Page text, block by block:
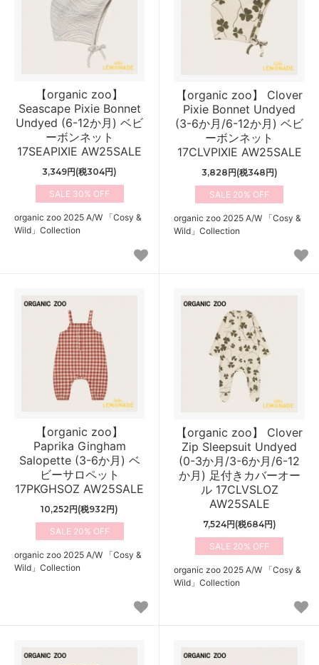
【organic zoo】
Seascape Pixie Bonnet
Undyed (6-12か月) ベビ
ーボンネット
17SEAPIXIE AW25SALE
3,349円(税304円)
30%
organic zoo 2025 A/W 「Cosy &
Wild」Collection
【organic zoo】 Clover
Pixie Bonnet Undyed
(3-6か月/6-12か月) ベビ
ーボンネット
17CLVPIXIE AW25SALE
3,828円(税348円)
20%
organic zoo 2025 A/W 「Cosy &
Wild」Collection
【organic zoo】
Paprika Gingham
Salopette (3-6か月) ベ
ビーサロペット
17PKGHSOZ AW25SALE
10,252円(税932円)
20%
organic zoo 2025 A/W 「Cosy &
Wild」Collection
【organic zoo】 Clover
Zip Sleepsuit Undyed
(0-3か月/3-6か月/6-12
か月) 足付きカバーオー
ル 17CLVSLOZ
AW25SALE
7,524円(税684円)
20%
organic zoo 2025 A/W 「Cosy &
Wild」Collection